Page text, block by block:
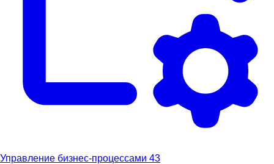
Управление бизнес-процессами 43